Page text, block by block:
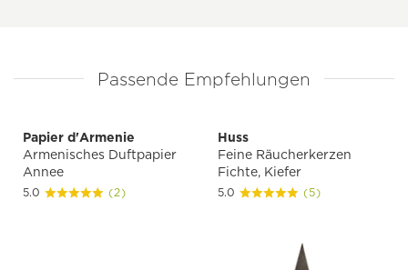
Passende Empfehlungen
Papier d'Armenie
Armenisches Duftpapier
Annee
5.0 (2)
Huss
Feine Räucherkerzen
Fichte, Kiefer
5.0 (5)